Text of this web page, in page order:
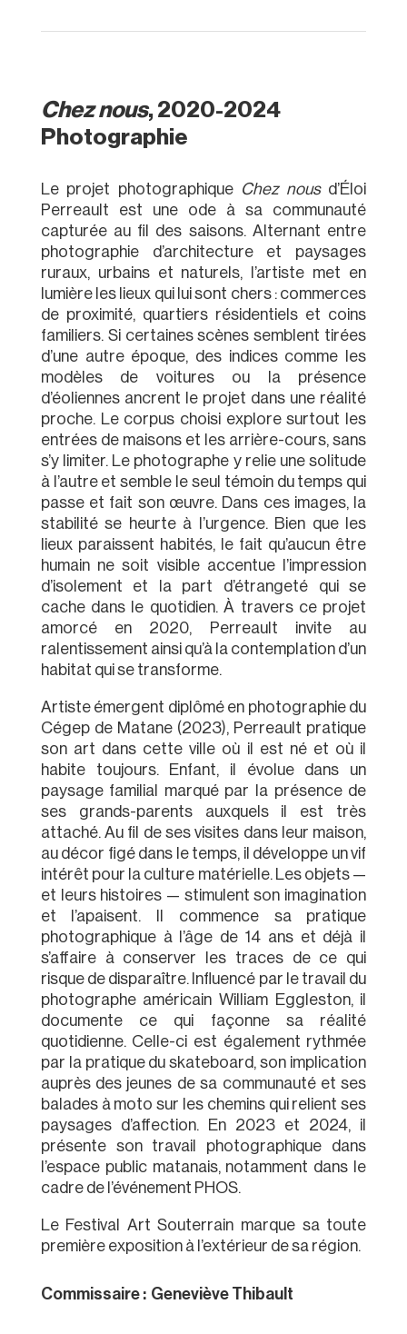
Chez nous, 2020-2024
Photographie
Le projet photographique Chez nousd’Éloi
Perreault est une ode à sa communauté
capturée au fil des saisons. Alternant entre
photographie d’architecture et paysages
ruraux, urbains et naturels, l’artiste met en
lumière les lieux qui lui sont chers : commerces
de proximité, quartiers résidentiels et coins
familiers. Si certaines scènes semblent tirées
d’une autre époque, des indices comme les
modèles de voitures ou la présence
d’éoliennes ancrent le projet dans une réalité
proche. Le corpus choisi explore surtout les
entrées de maisons et les arrière-cours, sans
s’y limiter. Le photographe y relie une solitude
à l’autre et semble le seul témoin du temps qui
passe et fait son œuvre. Dans ces images, la
stabilité se heurte à l’urgence. Bien que les
lieux paraissent habités, le fait qu’aucun être
humain ne soit visible accentue l’impression
d’isolement et la part d’étrangeté qui se
cache dans le quotidien. À travers ce projet
amorcé en 2020, Perreault invite au
ralentissement ainsi qu’à la contemplation d’un
habitat qui se transforme.
Artiste émergent diplômé en photographie du
Cégep de Matane (2023), Perreault pratique
son art dans cette ville où il est né et où il
habite toujours. Enfant, il évolue dans un
paysage familial marqué par la présence de
ses grands-parents auxquels il est très
attaché. Au fil de ses visites dans leur maison,
au décor figé dans le temps, il développe un vif
intérêt pour la culture matérielle. Les objets —
et leurs histoires — stimulent son imagination
et l’apaisent. Il commence sa pratique
photographique à l’âge de 14 ans et déjà il
s’affaire à conserver les traces de ce qui
risque de disparaître. Influencé par le travail du
photographe américain William Eggleston, il
documente ce qui façonne sa réalité
quotidienne. Celle-ci est également rythmée
par la pratique du skateboard, son implication
auprès des jeunes de sa communauté et ses
balades à moto sur les chemins qui relient ses
paysages d’affection. En 2023 et 2024, il
présente son travail photographique dans
l’espace public matanais, notamment dans le
cadre de l’événement PHOS.
Le Festival Art Souterrain marque sa toute
première exposition à l’extérieur de sa région.
Commissaire : Geneviève Thibault